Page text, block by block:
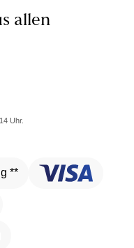
allen
Uhr.
**